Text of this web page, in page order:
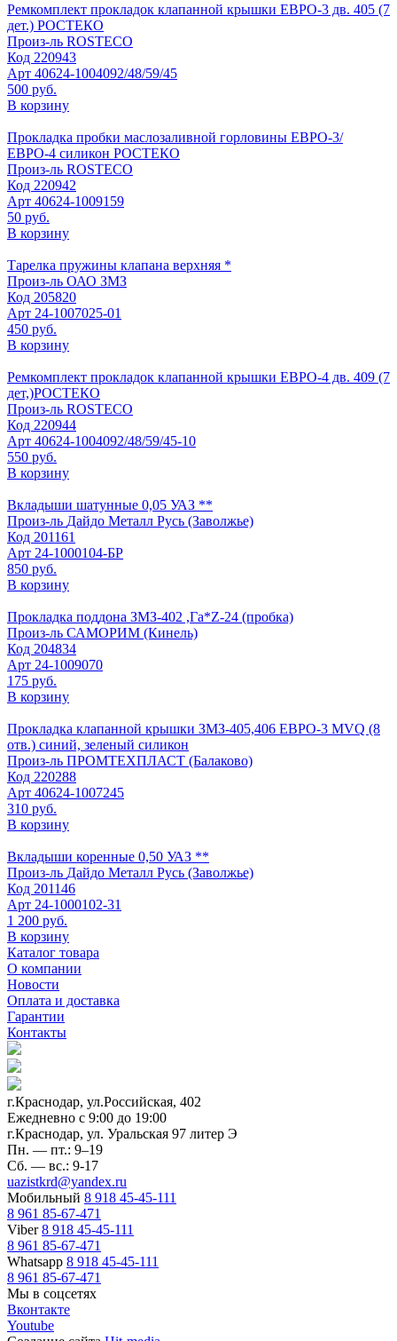
Ремкомплект прокладок клапанной крышки ЕВРО-3 дв. 405 (7
дет.) РОСТЕКО
Произ-ль ROSTECO
Код 220943
Арт 40624-1004092/48/59/45
500 руб.
В корзину
Прокладка пробки маслозаливной горловины ЕВРО-3/
ЕВРО-4 силикон РОСТЕКО
Произ-ль ROSTECO
Код 220942
Арт 40624-1009159
50 руб.
В корзину
Тарелка пружины клапана верхняя *
Произ-ль ОАО ЗМЗ
Код 205820
Арт 24-1007025-01
450 руб.
В корзину
Ремкомплект прокладок клапанной крышки ЕВРО-4 дв. 409 (7
дет,)РОСТЕКО
Произ-ль ROSTECO
Код 220944
Арт 40624-1004092/48/59/45-10
550 руб.
В корзину
Вкладыши шатунные 0,05 УАЗ **
Произ-ль Дайдо Металл Русь (Заволжье)
Код 201161
Арт 24-1000104-БР
850 руб.
В корзину
Прокладка поддона ЗМЗ-402 ,Га*Z-24 (пробка)
Произ-ль САМОРИМ (Кинель)
Код 204834
Арт 24-1009070
175 руб.
В корзину
Прокладка клапанной крышки ЗМЗ-405,406 ЕВРО-3 MVQ (8
отв.) синий, зеленый силикон
Произ-ль ПРОМТЕХПЛАСТ (Балаково)
Код 220288
Арт 40624-1007245
310 руб.
В корзину
Вкладыши коренные 0,50 УАЗ **
Произ-ль Дайдо Металл Русь (Заволжье)
Код 201146
Арт 24-1000102-31
1 200 руб.
В корзину
Каталог товара
О компании
Новости
Оплата и доставка
Гарантии
Контакты
г.Краснодар, ул.Российская, 402
Ежедневно c 9:00 до 19:00
г.Краснодар, ул. Уральская 97 литер Э
Пн. — пт.: 9–19
Сб. — вс.: 9-17
uazistkrd@yandex.ru
Мобильный 8 918 45-45-111
8 961 85-67-471
Viber8 918 45-45-111
8 961 85-67-471
Whatsapp 8 918 45-45-111
8 961 85-67-471
Мы в соцсетях
Вконтакте
Youtube